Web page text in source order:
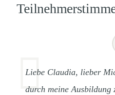
Liebe Claudia, lieber
durch meine Ausbildung